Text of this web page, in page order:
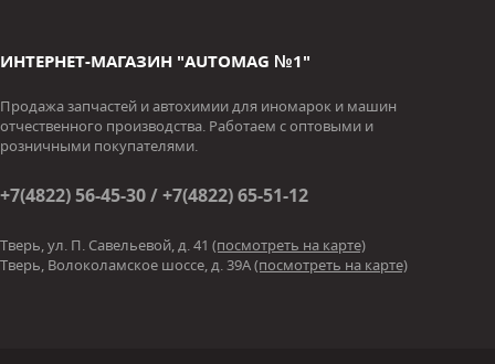
ИНТЕРНЕТ-МАГАЗИН "AUTOMAG №1"
Продажа запчастей и автохимии для иномарок и машин
отчественного производства. Работаем с оптовыми и
розничными покупателями.
+7(4822) 56-45-30 / +7(4822) 65-51-12
Тверь, ул. П. Савельевой, д. 41 (посмотреть на карте)
Тверь, Волоколамское шоссе, д. 39А(посмотреть на карте)